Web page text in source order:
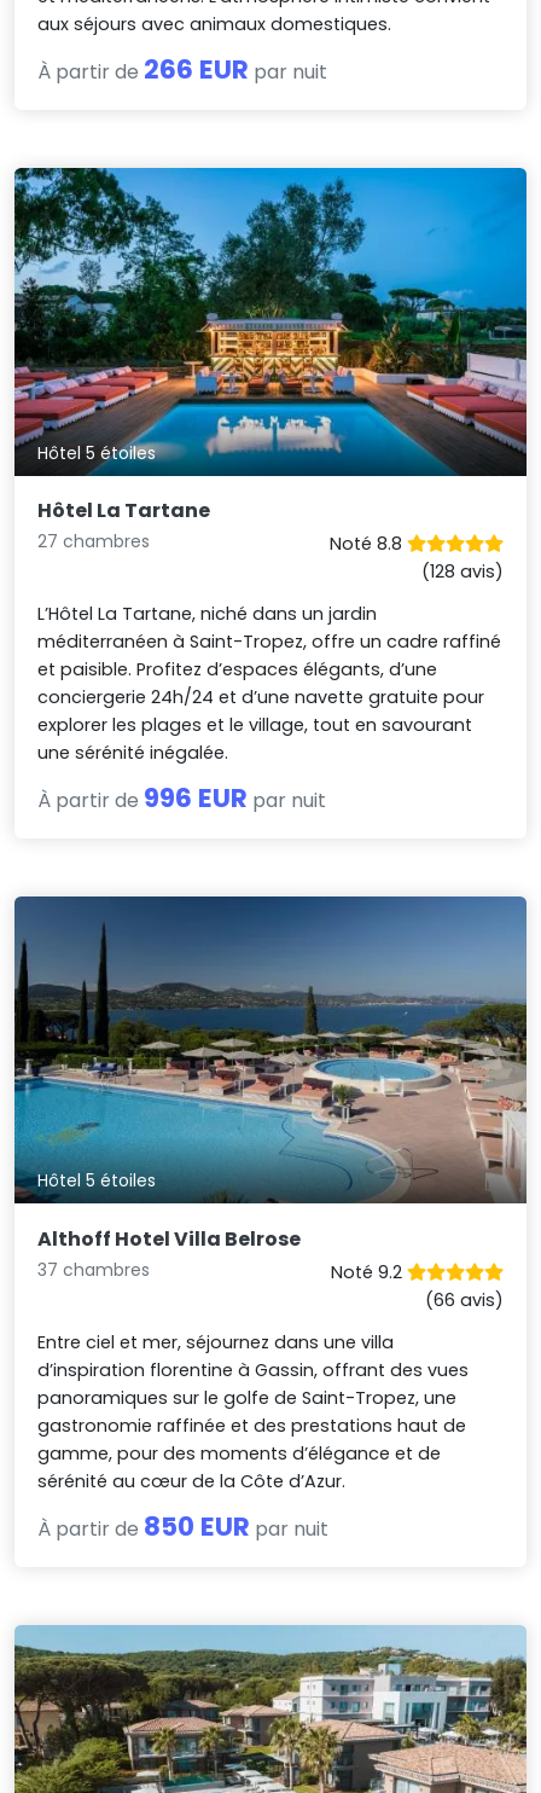
aux séjours avec animaux domestiques.
À partir de 266 EUR par nuit
Hôtel 5 étoiles
Hôtel La Tartane
27 chambres
Noté 8.8
(128 avis)
L’Hôtel La Tartane, niché dans un jardin
méditerranéen à Saint-Tropez, offre un cadre raffiné
et paisible. Profitez d’espaces élégants, d’une
conciergerie 24h/24 et d’une navette gratuite pour
explorer les plages et le village, tout en savourant
une sérénité inégalée.
À partir de 996 EUR par nuit
Hôtel 5 étoiles
Althoff Hotel Villa Belrose
37 chambres
Noté 9.2
(66 avis)
Entre ciel et mer, séjournez dans une villa
d’inspiration florentine à Gassin, offrant des vues
panoramiques sur le golfe de Saint-Tropez, une
gastronomie raffinée et des prestations haut de
gamme, pour des moments d’élégance et de
sérénité au cœur de la Côte d’Azur.
À partir de 850 EUR par nuit